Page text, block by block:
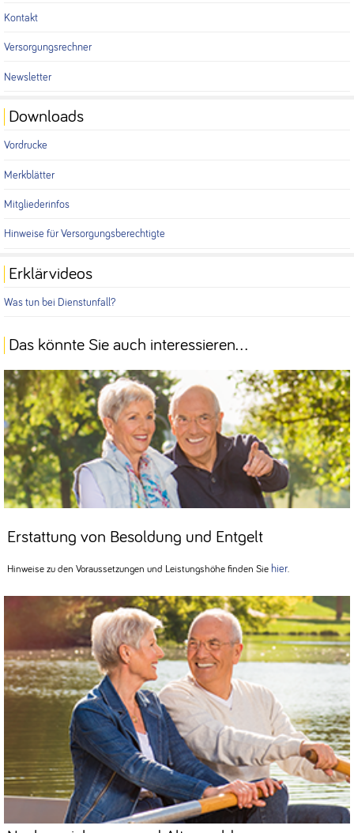
Kontakt
Versorgungsrechner
Newsletter
Downloads
Vordrucke
Merkblätter
Mitgliederinfos
Hinweise für Versorgungsberechtigte
Erklärvideos
Was tun bei Dienstunfall?
Das könnte Sie auch interessieren...
Erstattung von Besoldung und Entgelt
Hinweise zu den Voraussetzungen und Leistungshöhe finden Sie hier.